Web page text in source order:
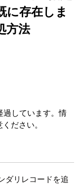
に存在しま
方法
過しています。情
ださい。
ダリレコードを追